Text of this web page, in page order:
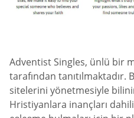
Adventist Singles, ünlü bir
tarafından tanıtılmaktadır.
sitelerini yönetmesiyle
Hristiyanlara inançları